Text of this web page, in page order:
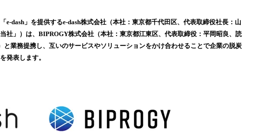
！
数
を
で
e-dash」を提供するe-dash株式会社（本社：東京都千代田区、代表取締役社長：山
社」）は、BIPROGY株式会社（本社：東京都江東区、代表取締役：平岡昭良、読
業務提携し、互いのサービスやソリューションをかけ合わせることで企業の脱炭
発表します。